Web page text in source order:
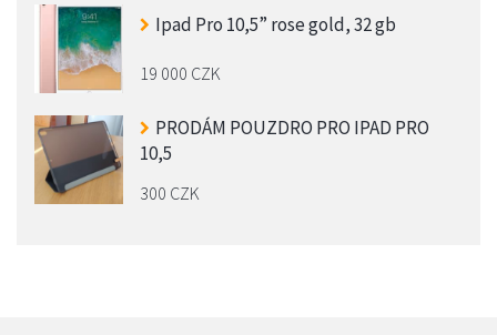
Ipad Pro 10,5” rose gold, 32 gb
19 000 CZK
PRODÁM POUZDRO PRO IPAD PRO
10,5
300 CZK